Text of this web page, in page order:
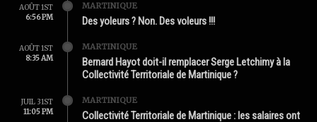
AOÛT 1ST
6:56 PM
MARTINIQUE
Des yoleurs ? Non. Des voleurs !!!
AOÛT 1ST
8:35 AM
MARTINIQUE
Bernard Hayot doit-il remplacer Serge Letchimy à la
Collectivité Territoriale de Martinique ?
JUIL 31ST
11:05 PM
MARTINIQUE
Collectivité Territoriale de Martinique : les salaires ont